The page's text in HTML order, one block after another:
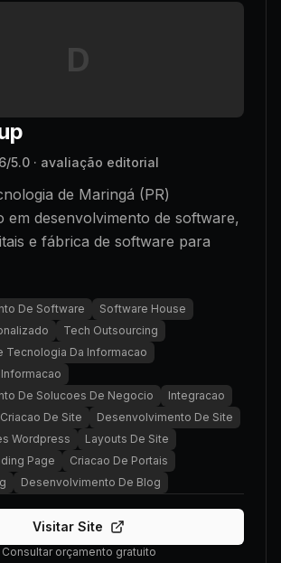
D
/5.0 · avaliação editorial
de Maringá (PR)
em desenvolvimento de software,
e fábrica de software para
De Software
Software House
Tech Outsourcing
Tecnologia Da Informacao
De Solucoes De Negocio
Integracao
Criacao De Site
Desenvolvimento De Site
Wordpress
Layouts De Site
Page
Criacao De Portais
Desenvolvimento De Blog
Visitar Site
Consultar orçamento gratuito